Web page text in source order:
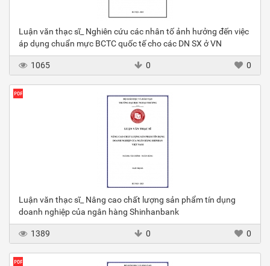
Luận văn thạc sĩ_ Nghiên cứu các nhân tố ảnh hưởng đến việc
áp dụng chuẩn mực BCTC quốc tế cho các DN SX ở VN
1065 0 0
Luận văn thạc sĩ_ Nâng cao chất lượng sản phẩm tín dụng
doanh nghiệp của ngân hàng Shinhanbank
1389 0 0